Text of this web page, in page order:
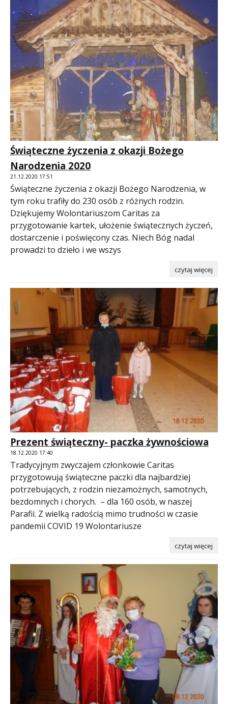
Świąteczne życzenia z okazji Bożego
Narodzenia 2020
21.12.2020 17:51
Świąteczne życzenia z okazji Bożego Narodzenia, w
tym roku trafiły do 230 osób z różnych rodzin.
Dziękujemy Wolontariuszom Caritas za
przygotowanie kartek, ułożenie świątecznych życzeń,
dostarczenie i poświęcony czas. Niech Bóg nadal
prowadzi to dzieło i we wszys
czytaj więcej
Prezent świąteczny- paczka żywnościowa
18.12.2020 17:40
Tradycyjnym zwyczajem członkowie Caritas
przygotowują świąteczne paczki dla najbardziej
potrzebujących, z rodzin niezamożnych, samotnych,
bezdomnych i chorych. – dla 160 osób, w naszej
Parafii. Z wielką radością mimo trudności w czasie
pandemii COVID 19 Wolontariusze
czytaj więcej